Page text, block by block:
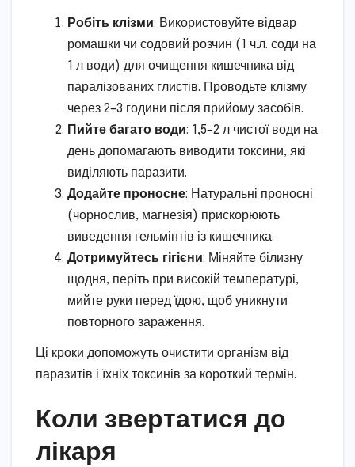
Робіть клізми: Використовуйте відвар
ромашки чи содовий розчин (1 ч.л. соди на
1 л води) для очищення кишечника від
паралізованих глистів. Проводьте клізму
через 2–3 години після прийому засобів.
Пийте багато води: 1,5–2 л чистої води на
день допомагають виводити токсини, які
виділяють паразити.
Додайте проносне: Натуральні проносні
(чорнослив, магнезія) прискорюють
виведення гельмінтів із кишечника.
Дотримуйтесь гігієни: Міняйте білизну
щодня, періть при високій температурі,
мийте руки перед їдою, щоб уникнути
повторного зараження.
Ці кроки допоможуть очистити організм від
паразитів і їхніх токсинів за короткий термін.
Коли звертатися до
лікаря